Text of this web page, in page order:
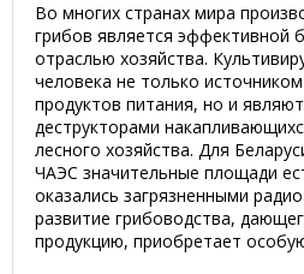
Во многих странах мира
грибов является эффективной
отраслью хозяйства.
человека не только
продуктов питания, но и
деструкторами
лесного хозяйства. Для
ЧАЭС значительные площади
оказались загрязненными
развитие грибоводства,
продукцию, приобретает